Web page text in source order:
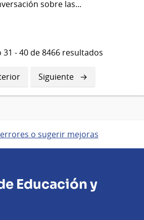
sobre las...
- 40 de 8466 resultados
Siguiente
página
Siguiente
o sugerir mejoras
Educación y